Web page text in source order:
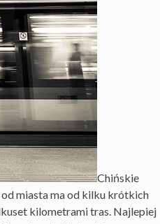
Chińskie
od miasta ma od kilku krótkich
kilometrami tras. Najlepiej